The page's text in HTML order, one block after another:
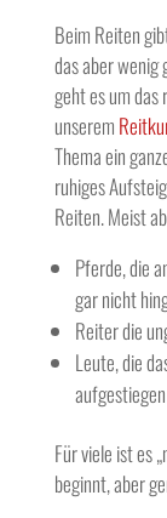
Beim Reiten
das aber wenig
geht es um
unserem
Thema ein
ruhiges
Reiten. Meist
Pferde, die
gar nicht
Reiter die
Leute, die
Für viele ist es
beginnt, aber